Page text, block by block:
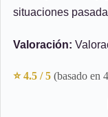
situaciones
Valoración:
⭐ 4.5 / 5 (basado en